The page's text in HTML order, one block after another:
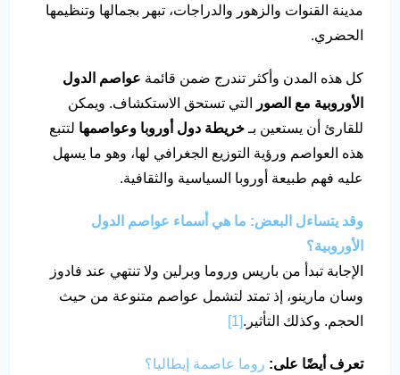
مدينة القنوات والزهور والدراجات، تبهر بجمالها وتنظيمها
الحضري.
كل هذه المدن وأكثر تندرج ضمن قائمة عواصم الدول
الأوروبية مع الصور
التي تستحق الاستكشاف. ويمكن
للقارئ أن يستعين بـ خريطة دول أوروبا وعواصمها لتتبع
هذه العواصم ورؤية التوزيع الجغرافي لها، وهو ما يسهل
عليه فهم طبيعة أوروبا السياسية والثقافية.
وقد يتساءل البعض: ما هي أسماء عواصم الدول
الأوروبية؟
الإجابة تبدأ من باريس وروما وبرلين ولا تنتهي عند فادوز
وسان مارينو، إذ تمتد لتشمل عواصم متنوعة من حيث
الحجم. وكذلك التأثير.[1]
تعرف أيضًا على: روما عاصمة إيطاليا؟